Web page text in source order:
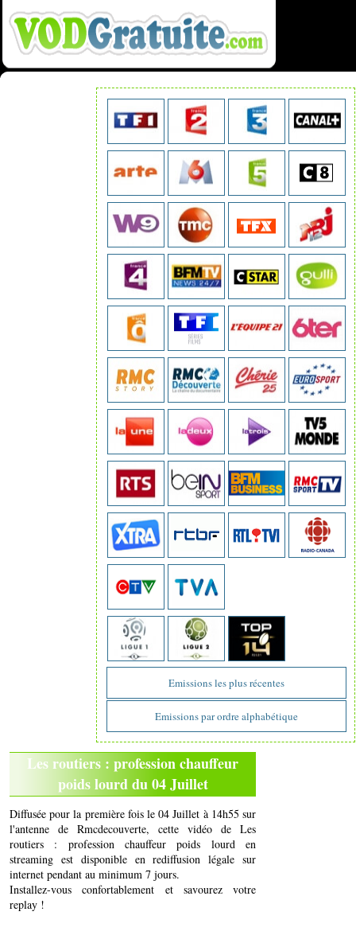
Emissions les plus récentes
Emissions par ordre alphabétique
Les routiers : profession chauffeur
poids lourd du 04 Juillet
Diffusée pour la première fois le 04 Juillet à 14h55 sur
l'antenne de Rmcdecouverte, cette vidéo de Les
routiers : profession chauffeur poids lourd en
streaming est disponible en rediffusion légale sur
internet pendant au minimum 7 jours.
Installez-vous confortablement et savourez votre
replay !